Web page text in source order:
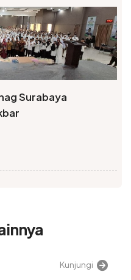
Surabaya
Kunjungi